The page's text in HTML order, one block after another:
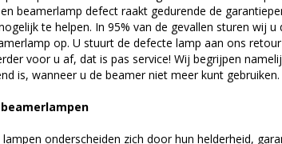
beamerlamp defect raakt gedurende de
te helpen. In 95% van de gevallen sturen wij u
op. U stuurt de defecte lamp aan ons
voor u af, dat is pas service! Wij begrijpen
is, wanneer u de beamer niet meer kunt gebruiken.
lampen onderscheiden zich door hun helderheid,